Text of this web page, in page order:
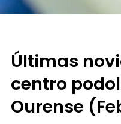
Últimas
centro
Ourense